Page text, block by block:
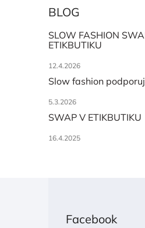
BLOG
SLOW FASHION
ETIKBUTIKU
12.4.2026
Slow fashion
5.3.2026
SWAP V ETIKBUTIKU
16.4.2025
Facebook